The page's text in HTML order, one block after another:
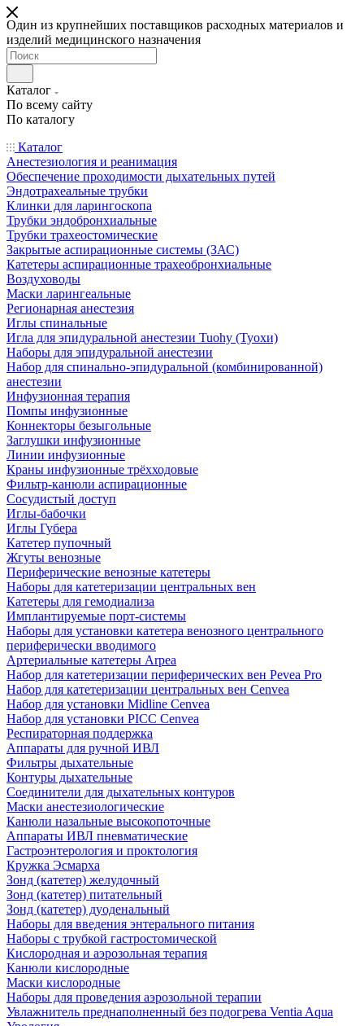
Один из крупнейших поставщиков расходных материалов и
изделий медицинского назначения
Каталог
По всему сайту
По каталогу
Каталог
Анестезиология и реанимация
Обеспечение проходимости дыхательных путей
Эндотрахеальные трубки
Клинки для ларингоскопа
Трубки эндобронхиальные
Трубки трахеостомические
Закрытые аспирационные системы (ЗАС)
Катетеры аспирационные трахеобронхиальные
Воздуховоды
Маски ларингеальные
Регионарная анестезия
Иглы спинальные
Игла для эпидуральной анестезии Tuohy (Туохи)
Наборы для эпидуральной анестезии
Набор для спинально-эпидуральной (комбинированной)
анестезии
Инфузионная терапия
Помпы инфузионные
Коннекторы безыгольные
Заглушки инфузионные
Линии инфузионные
Краны инфузионные трёхходовые
Фильтр-канюли аспирационные
Сосудистый доступ
Иглы-бабочки
Иглы Губера
Катетер пупочный
Жгуты венозные
Периферические венозные катетеры
Наборы для катетеризации центральных вен
Катетеры для гемодиализа
Имплантируемые порт‑системы
Наборы для установки катетера венозного центрального
периферически вводимого
Артериальные катетеры Arpea
Набор для катетеризации периферических вен Pevea Pro
Набор для катетеризации центральных вен Cenvea
Набор для установки Midline Cenvea
Набор для установки PICC Cenvea
Респираторная поддержка
Аппараты для ручной ИВЛ
Фильтры дыхательные
Контуры дыхательные
Соединители для дыхательных контуров
Маски анестезиологические
Канюли назальные высокопоточные
Аппараты ИВЛ пневматические
Гастроэнтерология и проктология
Кружка Эсмарха
Зонд (катетер) желудочный
Зонд (катетер) питательный
Зонд (катетер) дуоденальный
Наборы для введения энтерального питания
Наборы с трубкой гастростомической
Кислородная и аэрозольная терапия
Канюли кислородные
Маски кислородные
Наборы для проведения аэрозольной терапии
Увлажнитель преднаполненный без подогрева Ventia Aqua